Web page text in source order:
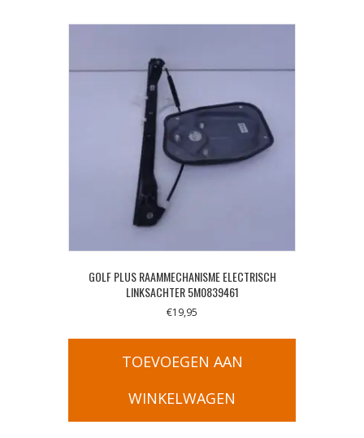
GOLF PLUS RAAMMECHANISME ELECTRISCH
LINKSACHTER 5M0839461
€19,95
TOEVOEGEN AAN
WINKELWAGEN